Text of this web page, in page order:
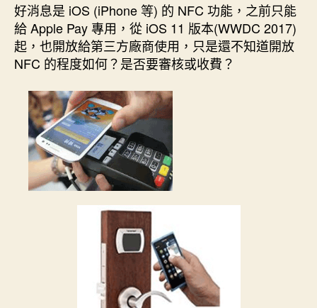
好消息是 iOS (iPhone 等) 的 NFC 功能，之前只能
給 Apple Pay 專用，從 iOS 11 版本(WWDC 2017)
起，也開放給第三方廠商使用，只是還不知道開放
NFC 的程度如何？是否要審核或收費？